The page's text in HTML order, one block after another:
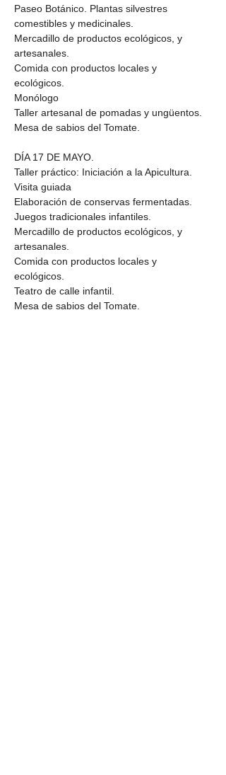
Paseo Botánico. Plantas silvestres
comestibles y medicinales.
Mercadillo de productos ecológicos, y
artesanales.
Comida con productos locales y
ecológicos.
Monólogo
Taller artesanal de pomadas y ungüentos.
Mesa de sabios del Tomate.
DÍA 17 DE MAYO.
Taller práctico: Iniciación a la Apicultura.
Visita guiada
Elaboración de conservas fermentadas.
Juegos tradicionales infantiles.
Mercadillo de productos ecológicos, y
artesanales.
Comida con productos locales y
ecológicos.
Teatro de calle infantil.
Mesa de sabios del Tomate.